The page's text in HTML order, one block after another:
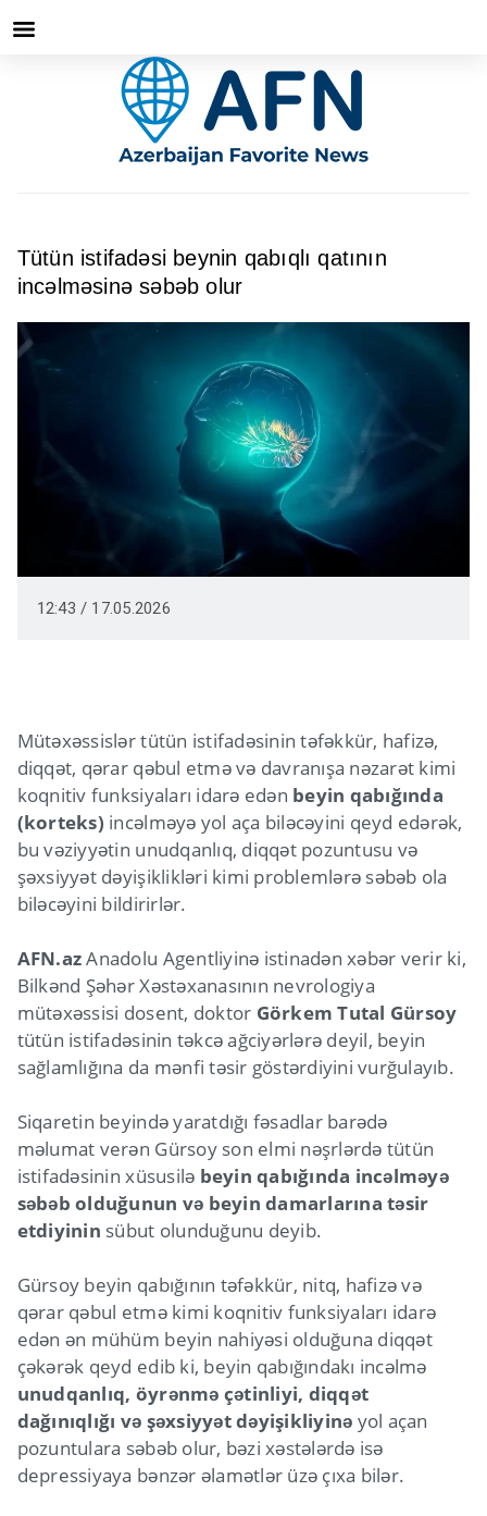
Tütün istifadəsi beynin qabıqlı qatının
incəlməsinə səbəb olur
12:43 / 17.05.2026
Mütəxəssislər tütün istifadəsinin təfəkkür, hafizə,
diqqət, qərar qəbul etmə və davranışa nəzarət kimi
koqnitiv funksiyaları idarə edən beyin qabığında
(korteks) incəlməyə yol aça biləcəyini qeyd edərək,
bu vəziyyətin unudqanlıq, diqqət pozuntusu və
şəxsiyyət dəyişiklikləri kimi problemlərə səbəb ola
biləcəyini bildirirlər.
AFN.azAnadolu Agentliyinə istinadən xəbər verir ki,
Bilkənd Şəhər Xəstəxanasının nevrologiya
mütəxəssisi dosent, doktor Görkem Tutal Gürsoy
tütün istifadəsinin təkcə ağciyərlərə deyil, beyin
sağlamlığına da mənfi təsir göstərdiyini vurğulayıb.
Siqaretin beyində yaratdığı fəsadlar barədə
məlumat verən Gürsoy son elmi nəşrlərdə tütün
istifadəsinin xüsusilə beyin qabığında incəlməyə
səbəb olduğunun və beyin damarlarına təsir
etdiyinin sübut olunduğunu deyib.
Gürsoy beyin qabığının təfəkkür, nitq, hafizə və
qərar qəbul etmə kimi koqnitiv funksiyaları idarə
edən ən mühüm beyin nahiyəsi olduğuna diqqət
çəkərək qeyd edib ki, beyin qabığındakı incəlmə
unudqanlıq, öyrənmə çətinliyi, diqqət
dağınıqlığı və şəxsiyyət dəyişikliyinə yol açan
pozuntulara səbəb olur, bəzi xəstələrdə isə
depressiyaya bənzər əlamətlər üzə çıxa bilər.